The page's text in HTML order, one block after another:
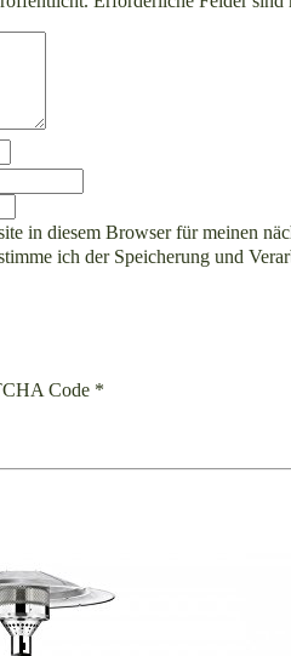
in diesem Browser für meinen
ich der Speicherung und
Code *